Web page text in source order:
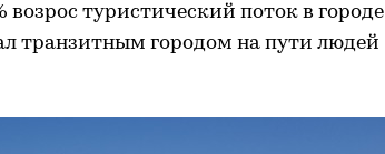
возрос туристический поток в городе
транзитным городом на пути людей